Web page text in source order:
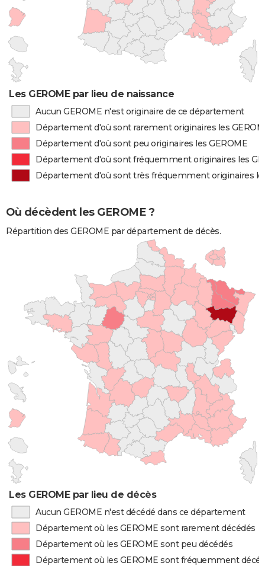
Les GEROME par lieu de naissance
Aucun GEROME n'est originaire de ce département
Département d'où sont rarement originaires les
Département d'où sont peu originaires les GEROME
Département d'où sont fréquemment originaires les
Département d'où sont très fréquemment originaires
Où décèdent les GEROME ?
Répartition des GEROME par département de décès.
Les GEROME par lieu de décès
Aucun GEROME n'est décédé dans ce département
Département où les GEROME sont rarement décédés
Département où les GEROME sont peu décédés
Département où les GEROME sont fréquemment